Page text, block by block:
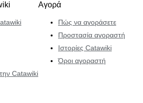
Catawiki
Αγορά
Πώς να αγοράσετε
Προστασία αγοραστή
Ιστορίες Catawiki
Όροι αγοραστή